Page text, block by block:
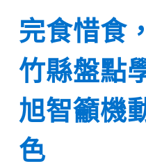
完食惜食
竹縣盤點
旭智籲機
色